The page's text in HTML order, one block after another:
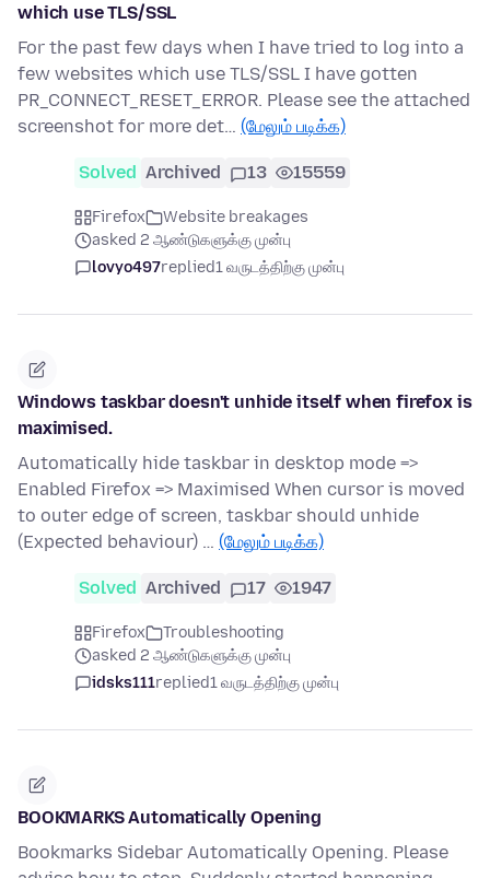
which use TLS/SSL
For the past few days when I have tried to log into a
few websites which use TLS/SSL I have gotten
PR_CONNECT_RESET_ERROR. Please see the attached
screenshot for more det… (மேலும் படிக்க)
Solved Archived 13 15559
Firefox
Website breakages
asked 2 ஆண்டுகளுக்கு முன்பு
lovyo497replied1 வருடத்திற்கு முன்பு
Windows taskbar doesn't unhide itself when firefox is
maximised.
Automatically hide taskbar in desktop mode =>
Enabled Firefox => Maximised When cursor is moved
to outer edge of screen, taskbar should unhide
(Expected behaviour) … (மேலும் படிக்க)
Solved Archived 17 1947
Firefox
Troubleshooting
asked 2 ஆண்டுகளுக்கு முன்பு
idsks111replied1 வருடத்திற்கு முன்பு
BOOKMARKS Automatically Opening
Bookmarks Sidebar Automatically Opening. Please